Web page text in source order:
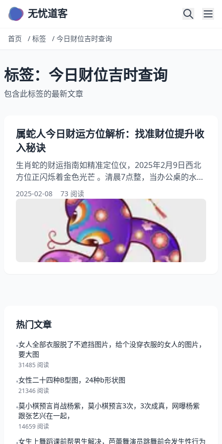
无忧道客
首页 / 标签 / 今日财位吉时查询
标签：今日财位吉时查询
包含此标签的最新文章
属蛇人今日财运方位解析：找准财位提升收
入秘诀
生肖蛇的财运指南如精准定位仪，2025年2月9日西北
方位正闪烁着金色光芒 。清晨7点整，当办公桌的水晶
摆件被第一缕阳光照亮时，属蛇人李娜的手机同时收到
了季度奖金到账提醒——这难道只是巧合？本文将揭晓
生肖蛇今日财运方位 的三大核心规律，从传统风水到
现代行为学，教您用三种简单方法抓住今日最佳求财时
锁定（今日吉时+地理方位） 二
2025-02-08 73 阅读
热门文章
•女人全部衣服脱了不遮挡图片，给个没穿衣服的女人的图片，
要大图
31485 阅读
•女性二十四种B型图，24种b形状图
21346 阅读
•莫小棋预言肖战杨紫，莫小棋预言3次，3次成真，网曝杨紫
跟张艺兴在一起，
14659 阅读
女生上舞蹈课前帮男生解决，芭蕾舞演员跳舞前会发生性行为